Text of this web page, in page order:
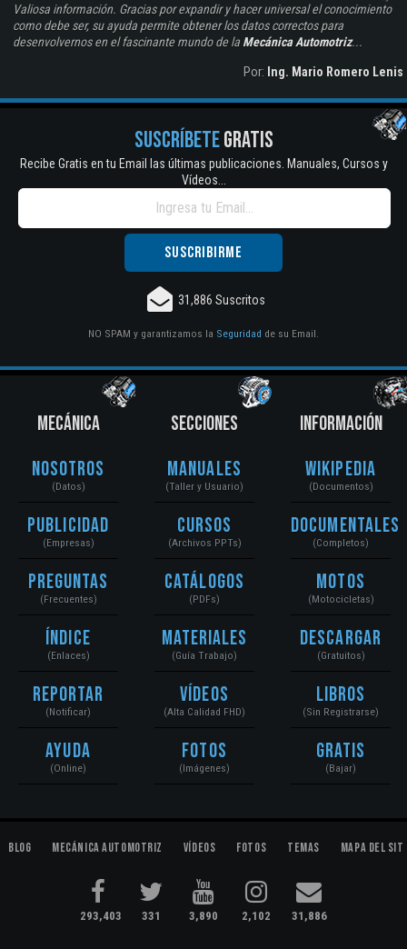
Valiosa información. Gracias por expandir y hacer universal el conocimiento
como debe ser, su ayuda permite obtener los datos correctos para
desenvolvernos en el fascinante mundo de la Mecánica Automotriz...
Por: Ing. Mario Romero Lenis
SUSCRÍBETEGRATIS
Recibe Gratis en tu Email las últimas publicaciones. Manuales, Cursos y
Vídeos...
31,886 Suscritos
NO SPAM y garantizamos la Seguridad de su Email.
MECÁNICA
Nosotros
(Datos)
Publicidad
(Empresas)
Preguntas
(Frecuentes)
Índice
(Enlaces)
Reportar
(Notificar)
Ayuda
(Online)
SECCIONES
Manuales
(Taller y Usuario)
Cursos
(Archivos PPTs)
Catálogos
(PDFs)
Materiales
(Guía Trabajo)
Vídeos
(Alta Calidad FHD)
Fotos
(Imágenes)
INFORMACIÓN
Wikipedia
(Documentos)
Documentales
(Completos)
Motos
(Motocicletas)
Descargar
(Gratuitos)
Libros
(Sin Registrarse)
Gratis
(Bajar)
Blog Mecánica Automotriz Vídeos Fotos Temas Mapa del
293,403 331 3,890 2,102 31,886